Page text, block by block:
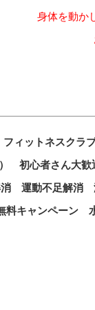
身体を動か
ィットネスク
初心者さん大
運動不足解
料キャンペーン